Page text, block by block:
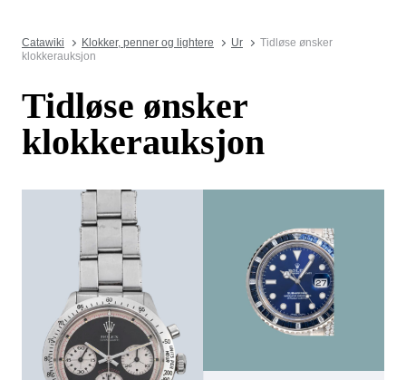
Catawiki Klokker, penner og lightere Ur
Tidløse ønsker
klokkerauksjon
Tidløse ønsker
klokkerauksjon